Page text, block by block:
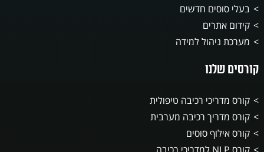
בעלי סוסים חדשים
קידום אתרים
מערכת ניהול למידה
קורסים שלנו
קורס מדריכי רכיבה טיפולית
קורס מדריך רכיבה מערבית
קורס אילוף סוסים